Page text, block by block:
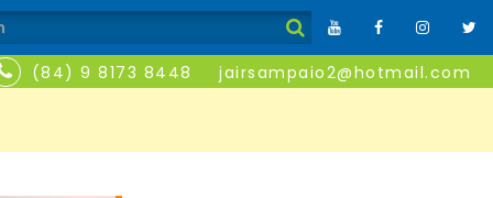
(84) 9 8173 8448 jairsampaio2@hotmail.com